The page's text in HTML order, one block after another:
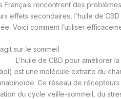
Français rencontrent des
effets secondaires, l’huile de
Voici comment l’utiliser
sur le sommeil
est une molécule extraite du
Ce réseau de récepteurs
du cycle veille-sommeil, du